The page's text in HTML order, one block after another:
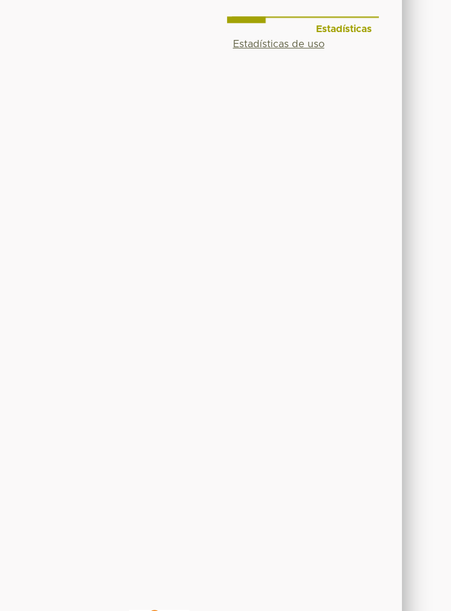
Estadísticas
Estadísticas de uso